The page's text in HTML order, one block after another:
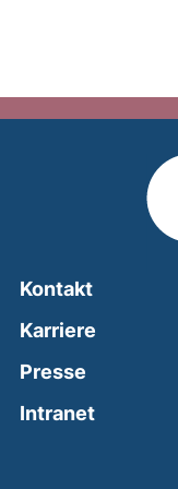
Kontakt
Karriere
Presse
Intranet